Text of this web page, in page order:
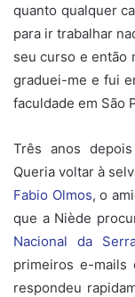
quanto qualquer
para ir trabalhar
seu curso e então
graduei-me e fui
faculdade em São
Três anos
Queria voltar à
Fabio Olmos, o
que a Niède
Nacional da
primeiros e-mails
respondeu